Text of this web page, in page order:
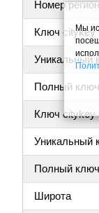
Номер
Ключ citykey
Уникальный
Полный
Ключ citykey
Уникальный
Полный
Широта
Мы